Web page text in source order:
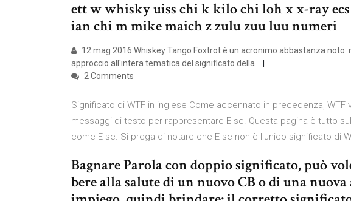
ett w whisky uiss chi k kilo chi loh x x-ray
ian chi m mike maich z zulu zuu luu numeri
12 mag 2016 Whiskey Tango Foxtrot è un acronimo abbastanza noto.
approccio all'intera tematica del significato della
2 Comments
Significato di WTF in inglese Come accennato in precedenza,
messaggi di testo per rappresentare E se. Questa pagina è tutto
come E se. Si prega di notare che E se non è l'unico significato di
Bagnare Parola con doppio significato, può
bere alla salute di un nuovo CB o di una